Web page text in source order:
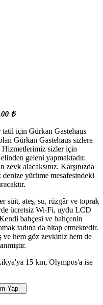
₺
tatil için Gürkan Gastehaus
Gürkan Gastehaus sizlere
sizler için
geleni yapmaktadır.
alacaksınız. Karşınızda
denize yürüme mesafesindeki
süit, ateş, su, rüzgâr ve toprak
ücretsiz Wi-Fi, uydu LCD
bahçesi ve bahçenin
tadına da hitap etmektedir.
ve hem göz zevkiniz hem de
15 km, Olympos'a ise
Yap